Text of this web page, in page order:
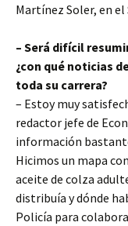
Martínez Soler, en el
– Será difícil
¿con qué noticias
toda su carrera?
– Estoy muy
redactor jefe de
información
Hicimos un mapa
aceite de colza
distribuía y dónde
Policía para